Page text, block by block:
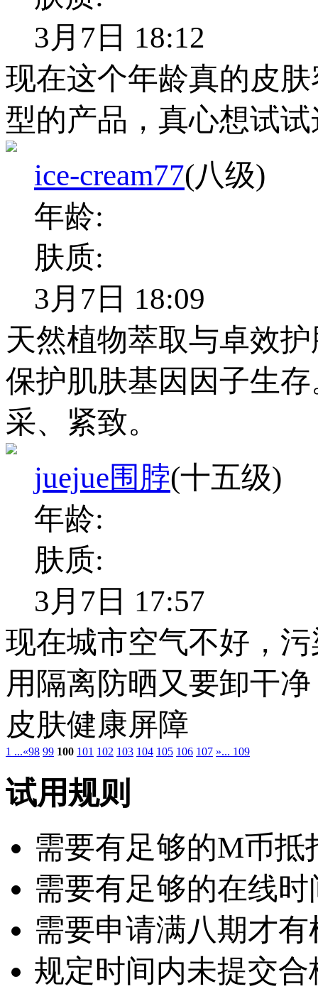
3月7日 18:12
现在这个年龄真的皮
型的产品，真心想试
ice-cream77(八级)
年龄:
肤质:
3月7日 18:09
天然植物萃取与卓效
保护肌肤基因因子生
采、紧致。
juejue围脖(十五级)
年龄:
肤质:
3月7日 17:57
现在城市空气不好，
用隔离防晒又要卸干
皮肤健康屏障
1 ...«98 99 100 101 102 103 104 105 106 107 »... 109
试用规则
需要有足够的M币抵
需要有足够的在线
需要申请满八期才
规定时间内未提交